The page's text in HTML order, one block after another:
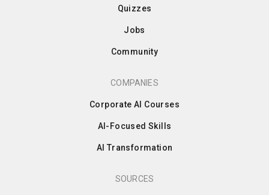
Quizzes
Jobs
Community
COMPANIES
Corporate AI Courses
AI-Focused Skills
AI Transformation
SOURCES